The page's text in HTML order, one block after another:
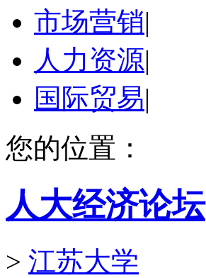
市场营销|
人力资源|
国际贸易|
您的位置：
人大经济论坛
> 江苏大学